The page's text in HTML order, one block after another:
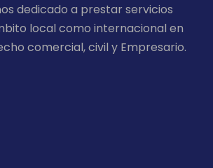
dedicado a prestar servicios
local como internacional en
comercial, civil y Empresario.